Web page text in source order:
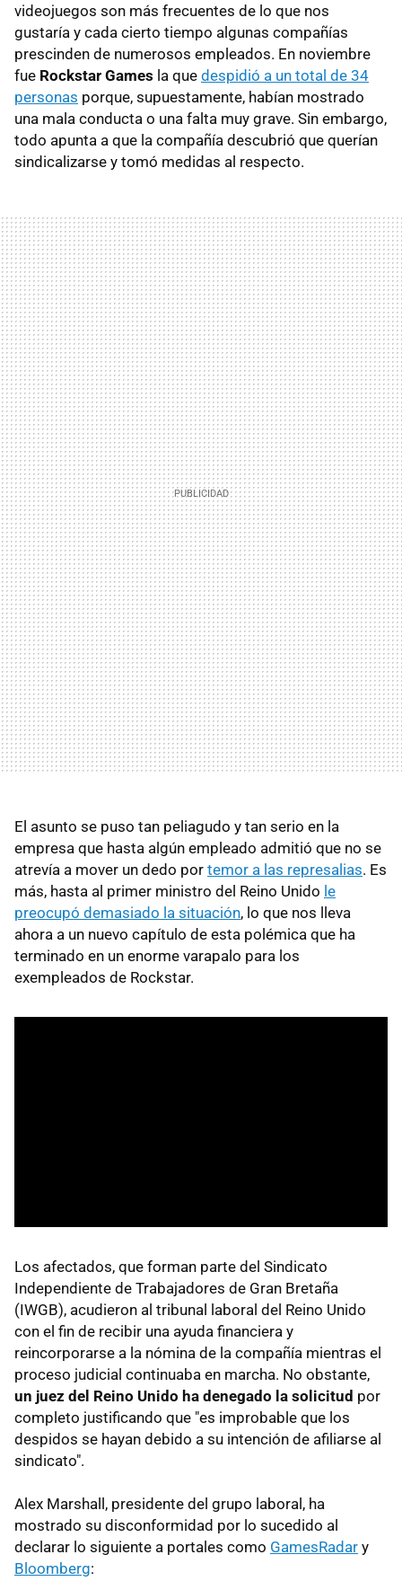
videojuegos son más frecuentes de lo que nos
gustaría y cada cierto tiempo algunas compañías
prescinden de numerosos empleados. En noviembre
fue Rockstar Games la que despidió a un total de 34
personas porque, supuestamente, habían mostrado
una mala conducta o una falta muy grave. Sin embargo,
todo apunta a que la compañía descubrió que querían
sindicalizarse y tomó medidas al respecto.
El asunto se puso tan peliagudo y tan serio en la
empresa que hasta algún empleado admitió que no se
atrevía a mover un dedo por temor a las represalias. Es
más, hasta al primer ministro del Reino Unido le
preocupó demasiado la situación, lo que nos lleva
ahora a un nuevo capítulo de esta polémica que ha
terminado en un enorme varapalo para los
exempleados de Rockstar.
Los afectados, que forman parte del Sindicato
Independiente de Trabajadores de Gran Bretaña
(IWGB), acudieron al tribunal laboral del Reino Unido
con el fin de recibir una ayuda financiera y
reincorporarse a la nómina de la compañía mientras el
proceso judicial continuaba en marcha. No obstante,
un juez del Reino Unido ha denegado la solicitud por
completo justificando que "es improbable que los
despidos se hayan debido a su intención de afiliarse al
sindicato".
Alex Marshall, presidente del grupo laboral, ha
mostrado su disconformidad por lo sucedido al
declarar lo siguiente a portales como GamesRadar y
Bloomberg: